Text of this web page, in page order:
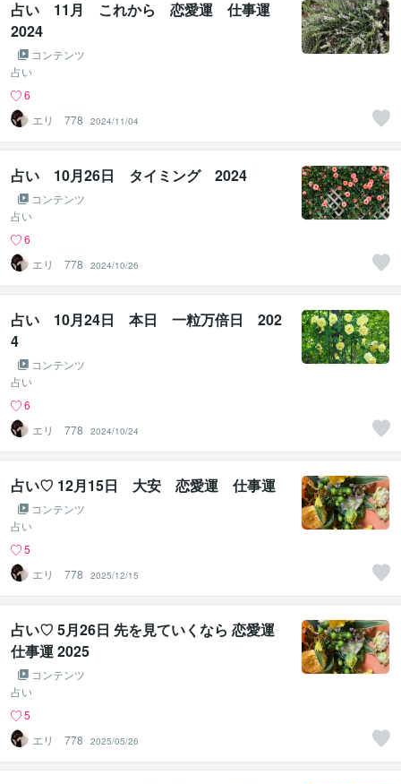
占い 11月 これから 恋愛運 仕事運
2024
コンテンツ
占い
6
エリ 778
2024/11/04
占い 10月26日 タイミング 2024
コンテンツ
占い
6
エリ 778
2024/10/26
占い 10月24日 本日 一粒万倍日 202
4
コンテンツ
占い
6
エリ 778
2024/10/24
占い♡ 12月15日 大安 恋愛運 仕事運
コンテンツ
占い
5
エリ 778
2025/12/15
占い♡ 5月26日 先を見ていくなら 恋愛運
仕事運 2025
コンテンツ
占い
5
エリ 778
2025/05/26